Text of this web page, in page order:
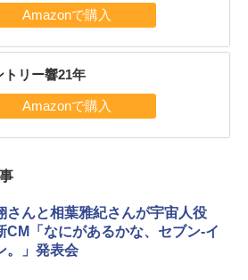
トリー響21年
さんと相葉雅紀さんが宇宙人役
CM「なにがあるかな、セブン-イ
。」発表会